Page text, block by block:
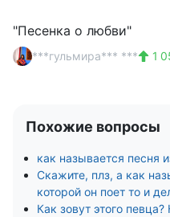
"Песенка о любви"
***гульмира*** *** 1
Похожие вопросы
как называется песня
Скажите, плз, а как
которой он поет то и
Как зовут этого